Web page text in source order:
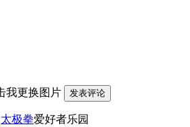
发表评论
太极拳爱好者乐园